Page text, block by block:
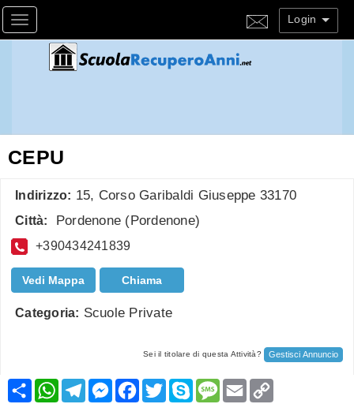
Toggle navigation Login
CEPU
Indirizzo: 15, Corso Garibaldi Giuseppe 33170
Città: Pordenone ( Pordenone)
+390434241839
Vedi Mappa Chiama
Categoria: Scuole Private
Sei il titolare di questa Attività? Gestisci Annuncio
CondividiWhatsApp
TelegramMessenger
Facebook
TwitterSkypeMessage
Email